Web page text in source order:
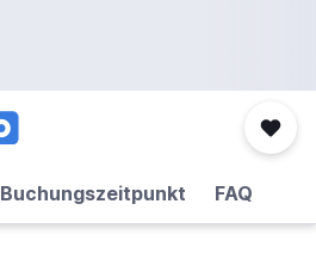
Buchungszeitpunkt FAQ